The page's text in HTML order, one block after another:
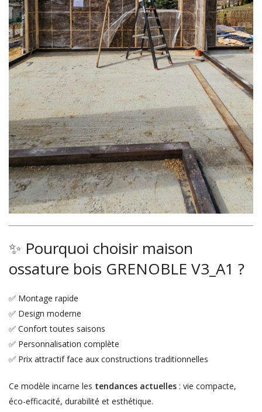
✨ Pourquoi choisir maison
ossature bois GRENOBLE V3_A1 ?
✅ Montage rapide
✅ Design moderne
✅ Confort toutes saisons
✅ Personnalisation complète
✅ Prix attractif face aux constructions traditionnelles
Ce modèle incarne les tendances actuelles: vie compacte,
éco-efficacité, durabilité et esthétique.